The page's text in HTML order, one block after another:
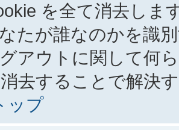
を全て消去しま
たが誰なのかを識
アウトに関して何
去することで解決
ップ